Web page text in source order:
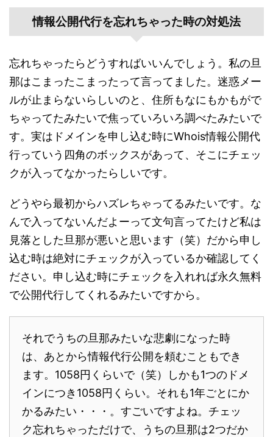
情報公開代行を忘れちゃった時の対処法
忘れちゃったらどうすればいいんでしょう。私の旦
那はこまったこまったって言ってました。迷惑メー
ルが止まらないらしいのと、住所もなにもかもがで
ちゃってたみたいで焦っていろいろ調べたみたいで
す。実はドメインを申し込む時にWhois情報公開代
行っていう四角のボックスがあって、そこにチェッ
クが入ってなかったらしいです。
どうやら最初からハズレちゃってるみたいです。な
んで入ってないんだよーって文句言ってたけど私は
見落とした旦那が悪いと思います（笑）だから申し
込む時は絶対にチェックが入っているか確認してく
ださい。申し込む時にチェックを入れれば永久無料
で公開代行してくれるみたいですから。
それでうちの旦那みたいな悲劇になった時
は、あとから情報代行公開を頼むこともでき
ます。1058円くらいで（笑）しかも1つのドメ
インにつき1058円くらい。それも1年ごとにか
かるみたい・・・。すごいですよね。チェッ
ク忘れちゃっただけで、うちの旦那は2つだか